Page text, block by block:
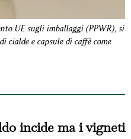
UE sugli imballaggi (PPWR), si
cialde e capsule di caffè come
incide ma i vigneti